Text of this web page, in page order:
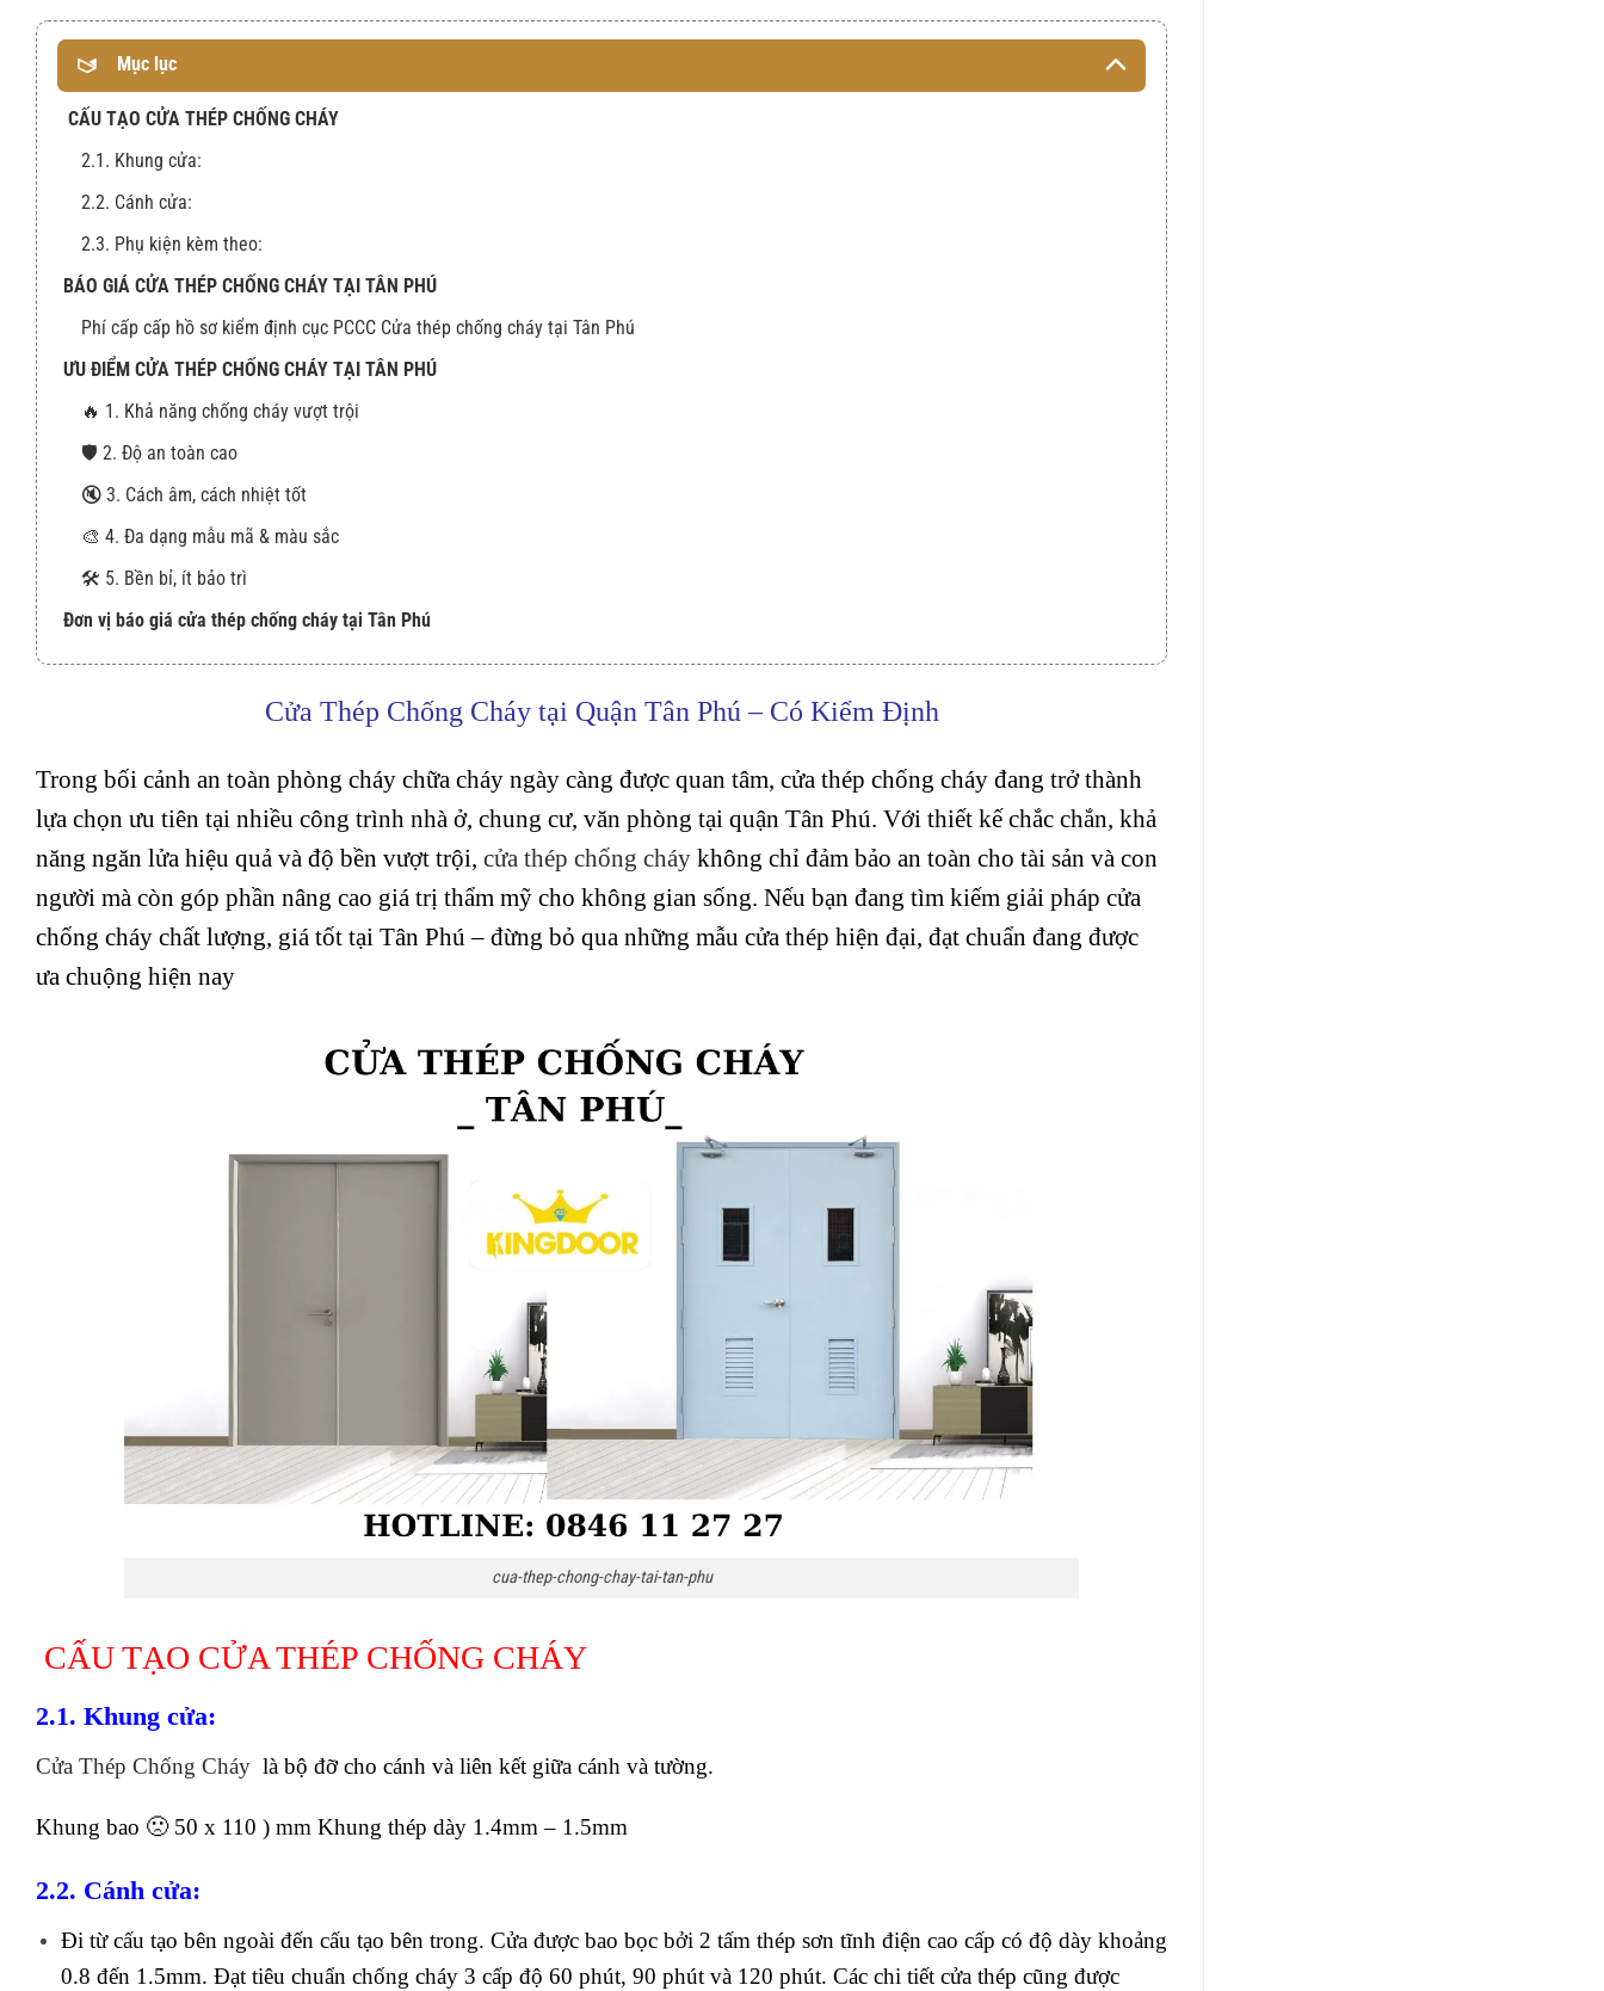
Mục lục
CẤU TẠO CỬA THÉP CHỐNG CHÁY
2.1. Khung cửa:
2.2. Cánh cửa:
2.3. Phụ kiện kèm theo:
BÁO GIÁ CỬA THÉP CHỐNG CHÁY TẠI TÂN PHÚ
Phí cấp cấp hồ sơ kiểm định cục PCCC Cửa thép chống cháy tại Tân Phú
ƯU ĐIỂM CỬA THÉP CHỐNG CHÁY TẠI TÂN PHÚ
🔥 1. Khả năng chống cháy vượt trội
🛡️ 2. Độ an toàn cao
🔇 3. Cách âm, cách nhiệt tốt
🎨 4. Đa dạng mẫu mã & màu sắc
🛠️ 5. Bền bỉ, ít bảo trì
Đơn vị báo giá cửa thép chống cháy tại Tân Phú
Cửa Thép Chống Cháy tại Quận Tân Phú – Có Kiểm Định
Trong bối cảnh an toàn phòng cháy chữa cháy ngày càng được quan tâm, cửa thép chống cháy đang trở thành
lựa chọn ưu tiên tại nhiều công trình nhà ở, chung cư, văn phòng tại quận Tân Phú. Với thiết kế chắc chắn, khả
năng ngăn lửa hiệu quả và độ bền vượt trội, cửa thép chống cháy không chỉ đảm bảo an toàn cho tài sản và con
người mà còn góp phần nâng cao giá trị thẩm mỹ cho không gian sống. Nếu bạn đang tìm kiếm giải pháp cửa
chống cháy chất lượng, giá tốt tại Tân Phú – đừng bỏ qua những mẫu cửa thép hiện đại, đạt chuẩn đang được
ưa chuộng hiện nay
cua-thep-chong-chay-tai-tan-phu
CẤU TẠO CỬA THÉP CHỐNG CHÁY
2.1. Khung cửa:
Cửa Thép Chống Cháy là bộ đỡ cho cánh và liên kết giữa cánh và tường.
Khung bao 🙁 50 x 110 ) mm Khung thép dày 1.4mm – 1.5mm
2.2. Cánh cửa:
Đi từ cấu tạo bên ngoài đến cấu tạo bên trong. Cửa được bao bọc bởi 2 tấm thép sơn tĩnh điện cao cấp có độ dày khoảng
0.8 đến 1.5mm. Đạt tiêu chuẩn chống cháy 3 cấp độ 60 phút, 90 phút và 120 phút. Các chi tiết cửa thép cũng được